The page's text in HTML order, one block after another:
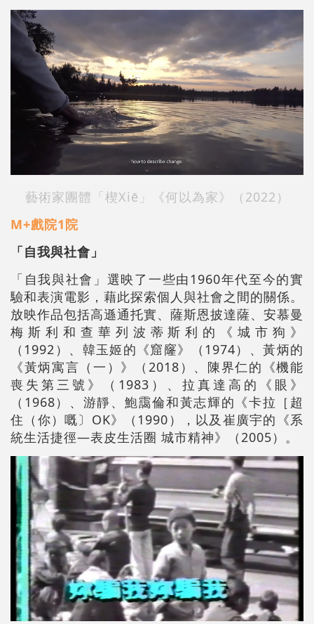
藝術家團體「楔Xiē」《何以為家》（2022）
M+戲院1院
「自我與社會」
「自我與社會」選映了一些由1960年代至今的實
驗和表演電影，藉此探索個人與社會之間的關係。
放映作品包括高遜通托實、薩斯恩披達薩、安慕曼
梅斯利和查華列波蒂斯利的《城市狗》
（1992）、韓玉姬的《窟窿》（1974）、黃炳的
《黃炳寓言（一）》（2018）、陳界仁的《機能
喪失第三號》（1983）、拉真達高的《眼》
（1968）、游靜、鮑靄倫和黃志輝的《卡拉［超
住（你）嘅〕OK》（1990），以及崔廣宇的《系
統生活捷徑—表皮生活圈 城市精神》（2005）。